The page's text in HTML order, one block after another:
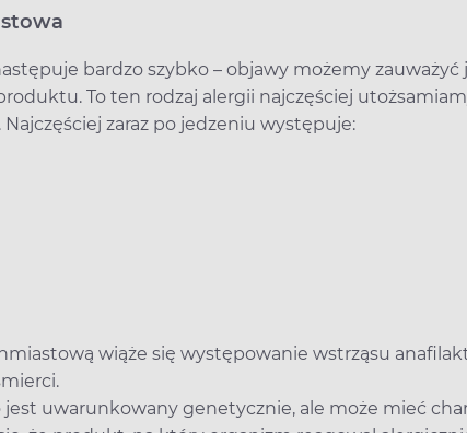
bardzo szybko – objawy możemy zauważyć
To ten rodzaj alergii najczęściej
Najczęściej zaraz po jedzeniu występuje:
wiąże się występowanie wstrząsu
jest uwarunkowany genetycznie, ale może mieć